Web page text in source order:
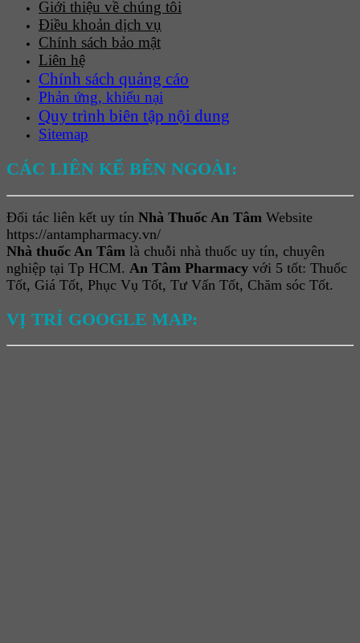
Giới thiệu về chúng tôi
Điều khoản dịch vụ
Chính sách bảo mật
Liên hệ
Chính sách quảng cáo
Phản ứng, khiếu nại
Quy trình biên tập nội dung
Sitemap
CÁC LIÊN KẾ BÊN NGOÀI:
Đối tác liên kết uy tín Nhà Thuốc An Tâm Website
https://antampharmacy.vn/
Nhà thuốc An Tâm là chuỗi nhà thuốc uy tín, chuyên
nghiệp tại Tp HCM. An Tâm Pharmacy với 5 tốt: Thuốc
Tốt, Giá Tốt, Phục Vụ Tốt, Tư Vấn Tốt, Chăm sóc Tốt.
VỊ TRÍ GOOGLE MAP: